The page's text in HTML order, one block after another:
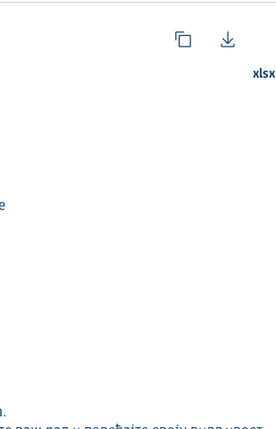
xlsx